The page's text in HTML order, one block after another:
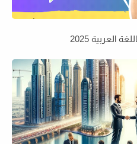
العربية 2025